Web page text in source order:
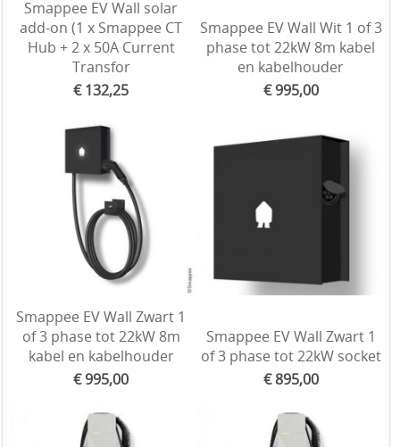
Smappee EV Wall solar
add-on (1 x Smappee CT
Hub + 2 x 50A Current
Transfor
€ 132,25
Smappee EV Wall Wit 1 of 3
phase tot 22kW 8m kabel
en kabelhouder
€ 995,00
Smappee EV Wall Zwart 1
of 3 phase tot 22kW 8m
kabel en kabelhouder
€ 995,00
Smappee EV Wall Zwart 1
of 3 phase tot 22kW socket
€ 895,00